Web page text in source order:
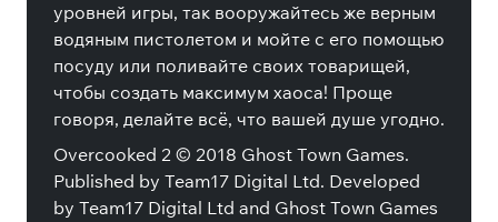
уровней игры, так вооружайтесь же верным
водяным пистолетом и мойте с его помощью
посуду или поливайте своих товарищей,
чтобы создать максимум хаоса! Проще
говоря, делайте всё, что вашей душе угодно.
Overcooked 2 © 2018 Ghost Town Games.
Published by Team17 Digital Ltd. Developed
by Team17 Digital Ltd and Ghost Town Games